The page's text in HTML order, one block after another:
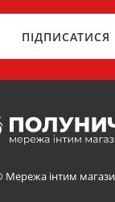
ПІДПИСАТИСЯ
інтим